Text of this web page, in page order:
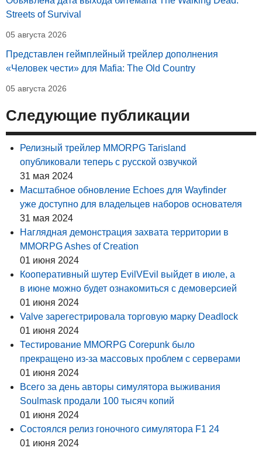
Streets of Survival
05 августа 2026
Представлен геймплейный трейлер дополнения
«Человек чести» для Mafia: The Old Country
05 августа 2026
Следующие публикации
Релизный трейлер MMORPG Tarisland
опубликовали теперь с русской озвучкой
31 мая 2024
Масштабное обновление Echoes для Wayfinder
уже доступно для владельцев наборов основателя
31 мая 2024
Наглядная демонстрация захвата территории в
MMORPG Ashes of Creation
01 июня 2024
Кооперативный шутер EvilVEvil выйдет в июле, а
в июне можно будет ознакомиться с демоверсией
01 июня 2024
Valve зарегестрировала торговую марку Deadlock
01 июня 2024
Тестирование MMORPG Corepunk было
прекращено из-за массовых проблем с серверами
01 июня 2024
Всего за день авторы симулятора выживания
Soulmask продали 100 тысяч копий
01 июня 2024
Состоялся релиз гоночного симулятора F1 24
01 июня 2024